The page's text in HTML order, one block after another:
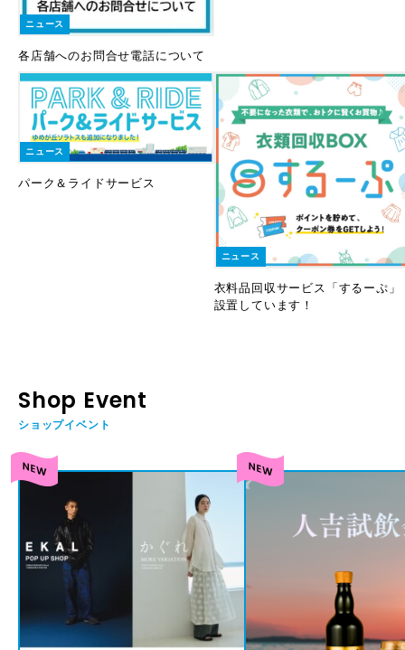
ニュース
各店舗へのお問合せ電話について
ニュース
パーク＆ライドサービス
ニュース
衣料品回収サービス「するーぷ」
設置しています！
Shop Event
ショップイベント